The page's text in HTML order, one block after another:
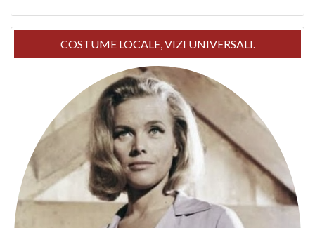
COSTUME LOCALE, VIZI UNIVERSALI.